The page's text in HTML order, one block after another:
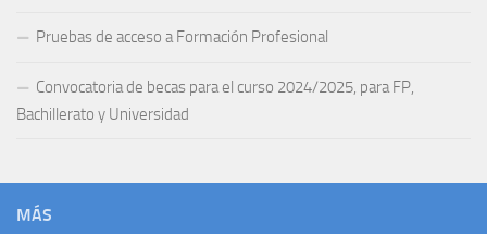
Pruebas de acceso a Formación Profesional
Convocatoria de becas para el curso 2024/2025, para FP,
Bachillerato y Universidad
MÁS